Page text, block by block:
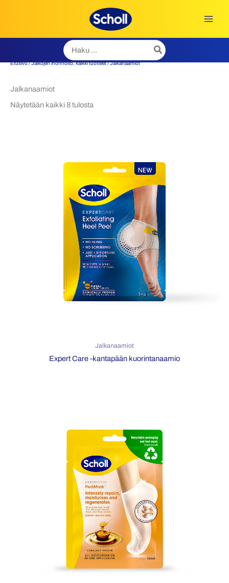
Hae:
Etusivu/Jalkojen ihonhoito, kaikki tuotteet/ Jalkanaamiot
Jalkanaamiot
Näytetään kaikki 8 tulosta
Jalkanaamiot
Expert Care -kantapään kuorintanaamio